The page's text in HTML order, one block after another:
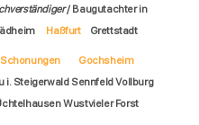
/ Baugutachter in
Haßfurt Grettstadt
Schonungen
Gochsheim
Steigerwald Sennfeld Vollburg
Wustvieler Forst